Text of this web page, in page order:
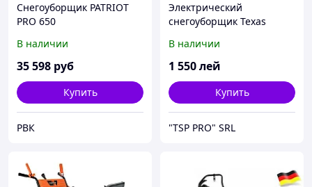
Снегоуборщик PATRIOT
PRO 650
В наличии
35 598 руб
Купить
РВК
Электрический
снегоуборщик Texas
В наличии
1 550лей
Купить
"TSP PRO" SRL